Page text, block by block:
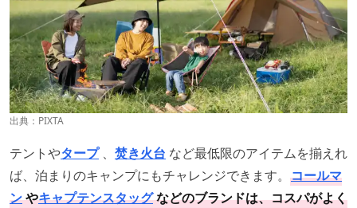
出典：PIXTA
テントやタープ、 焚き火台 など最低限のアイテムを揃えれ
ば、泊まりのキャンプにもチャレンジできます。 コールマ
ンやキャプテンスタッグなどのブランドは、コスパがよく